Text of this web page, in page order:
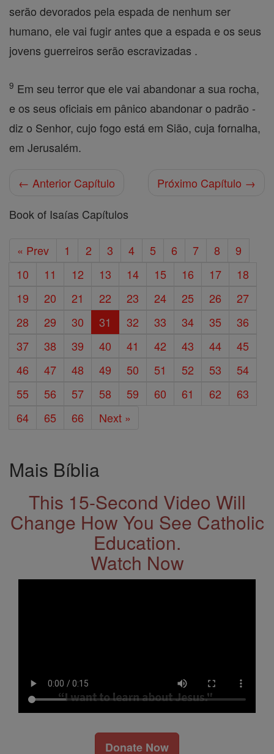
serão devorados pela espada de nenhum ser
humano, ele vai fugir antes que a espada e os seus
jovens guerreiros serão escravizadas .
9 Em seu terror que ele vai abandonar a sua rocha,
e os seus oficiais em pânico abandonar o padrão -
diz o Senhor, cujo fogo está em Sião, cuja fornalha,
em Jerusalém.
← Anterior Capítulo
Próximo Capítulo →
Book of Isaías Capítulos
« Prev 1 2 3 4 5 6 7 8
9
10
11 12 13 14 15 16 17
18
19
20 21 22 23 24 25 26
27
28
29 30 31 32 33 34 35
36
37
38 39 40 41 42 43 44
45
46
47 48 49 50 51 52 53
54
55
56 57 58 59 60 61 62
63
64
65 66 Next »
Mais Bíblia
This 15-Second Video Will
Change How You See Catholic
Education.
Watch Now
Donate Now